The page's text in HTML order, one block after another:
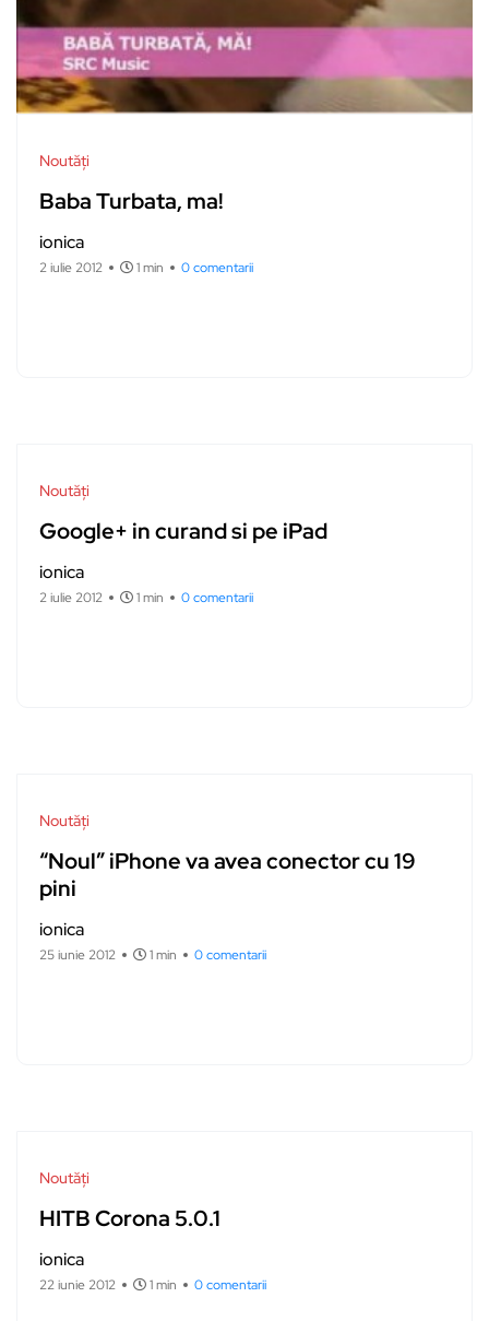
Noutăți
Baba Turbata, ma!
ionica
2 iulie 2012 1 min 0 comentarii
Noutăți
Google+ in curand si pe iPad
ionica
2 iulie 2012 1 min 0 comentarii
Noutăți
“Noul” iPhone va avea conector cu 19
pini
ionica
25 iunie 2012 1 min 0 comentarii
Noutăți
HITB Corona 5.0.1
ionica
22 iunie 2012 1 min 0 comentarii